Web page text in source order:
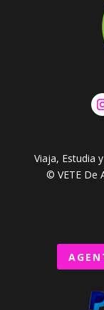
Viaja, Estudia
© VETE De